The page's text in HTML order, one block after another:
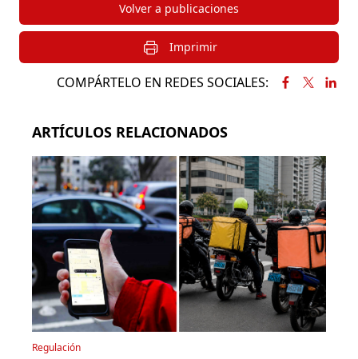
Volver a publicaciones
Imprimir
COMPÁRTELO EN REDES SOCIALES:
ARTÍCULOS RELACIONADOS
Regulación